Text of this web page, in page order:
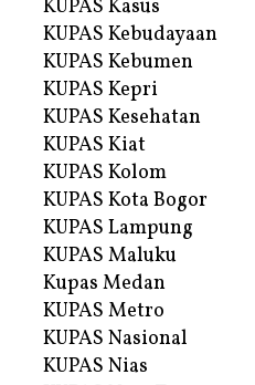
KUPAS Kasus
KUPAS Kebudayaan
KUPAS Kebumen
KUPAS Kepri
KUPAS Kesehatan
KUPAS Kiat
KUPAS Kolom
KUPAS Kota Bogor
KUPAS Lampung
KUPAS Maluku
Kupas Medan
KUPAS Metro
KUPAS Nasional
KUPAS Nias